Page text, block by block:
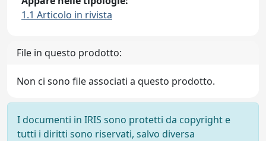
1.1 Articolo in rivista
File in questo prodotto:
Non ci sono file associati a questo prodotto.
I documenti in IRIS sono protetti da copyright e
tutti i diritti sono riservati, salvo diversa